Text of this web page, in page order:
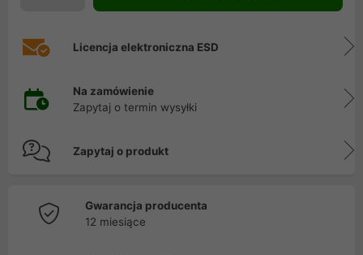
Licencja elektroniczna ESD
Na zamówienie
Zapytaj o termin wysyłki
Zapytaj o produkt
Gwarancja producenta
12 miesiące